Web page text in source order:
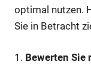
optimal nutzen.
Sie in Betracht
1. Bewerten Sie